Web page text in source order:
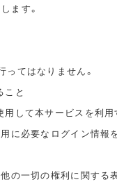
ます。
ってはなりません。
こと
して本サービスを利用
に必要なログイン情報
の一切の権利に関する